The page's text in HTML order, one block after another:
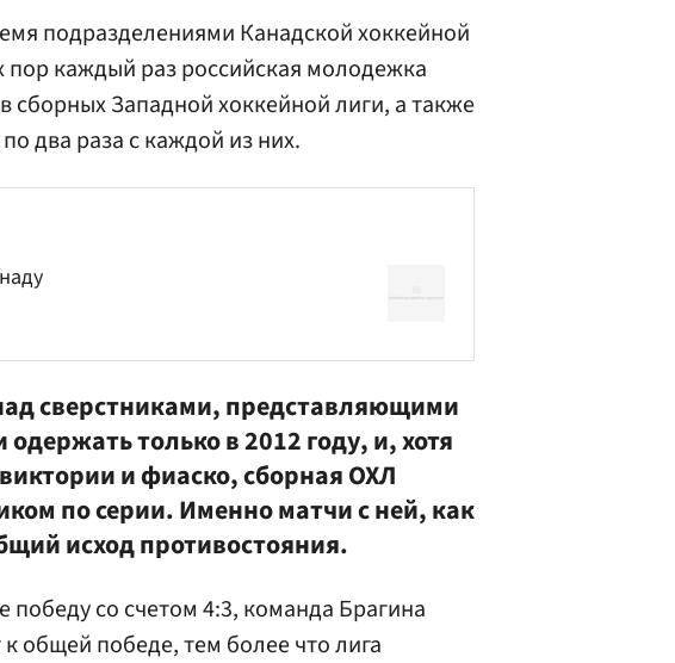
подразделениями Канадской хоккейной
пор каждый раз российская молодежка
сборных Западной хоккейной лиги, а также
два раза с каждой из них.
сверстниками, представляющими
только в 2012 году, и, хотя
и фиаско, сборная ОХЛ
по серии. Именно матчи с ней, как
исход противостояния.
со счетом 4:3, команда Брагина
общей победе, тем более что лига